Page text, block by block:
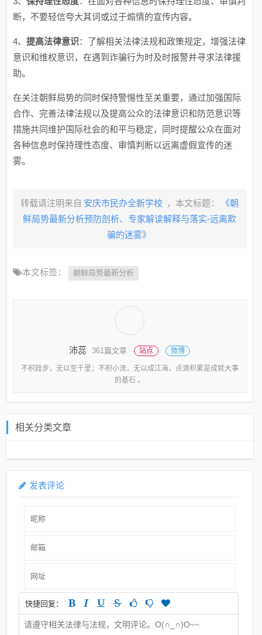
断，不要轻信夸大其词或过于煽情的宣传内容。
4、提高法律意识：了解相关法律法规和政策规定，增强法律
意识和维权意识，在遇到诈骗行为时及时报警并寻求法律援
助。
在关注朝鲜局势的同时保持警惕性至关重要，通过加强国际
合作、完善法律法规以及提高公众的法律意识和防范意识等
措施共同维护国际社会的和平与稳定，同时提醒公众在面对
各种信息时保持理性态度、审慎判断以远离虚假宣传的迷
雾。
转载请注明来自 安庆市民办全新学校 ，本文标题：
《朝
鲜局势最新分析预防剖析、专家解读解释与落实-远离欺
骗的迷雾》
本文标签： 朝鲜局势最新分析
沛蕊 361篇文章 站点 微博
不积跬步，无以至千里；不积小流，无以成江海，点滴积累是成就大事
的基石 。
相关分类文章
发表评论
快捷回复：